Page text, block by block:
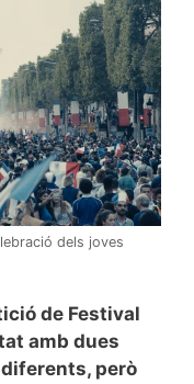
dels joves
de Festival
amb dues
diferents, però